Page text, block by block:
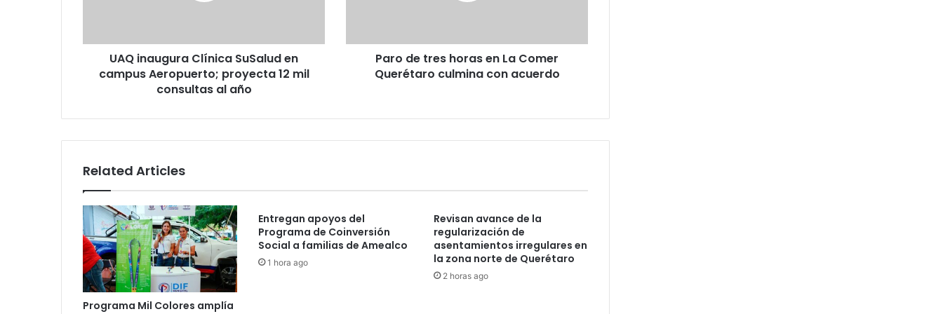
12
consultas
UAQ inaugura Clínica SuSalud en
campus Aeropuerto; proyecta 12 mil
consultas al año
culmina
acuerdo
Paro de tres horas en La Comer
Querétaro culmina con acuerdo
Related Articles
Programa Mil Colores amplía
Entregan apoyos del
Programa de Coinversión
Social a familias de Amealco
1 hora ago
Revisan avance de la
regularización de
asentamientos irregulares en
la zona norte de Querétaro
2 horas ago